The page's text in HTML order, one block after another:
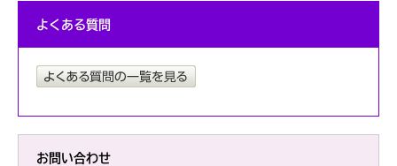
よくある質問
お問い合わせ